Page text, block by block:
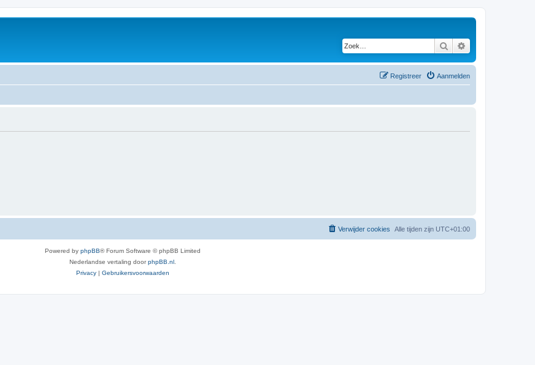
Zoek
Aanmelden
Registreer
Alle tijden zijn UTC+01:00
Verwijder cookies
Powered by phpBB® Forum Software © phpBB Limited
Nederlandse vertaling doorphpBB.nl
Privacy | Gebruikersvoorwaarden